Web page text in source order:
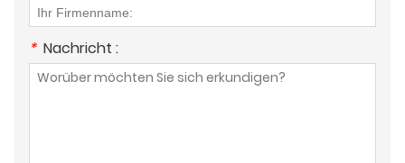
* Nachricht :